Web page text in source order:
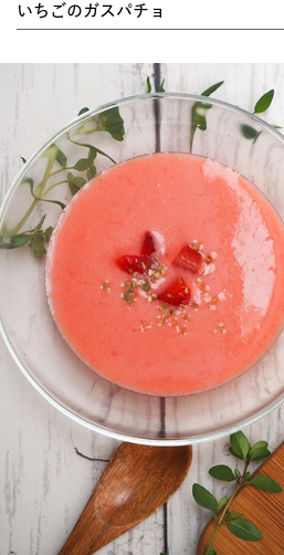
いちごのガスパチョ